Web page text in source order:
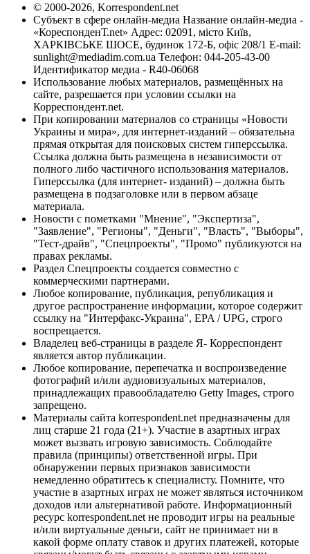
© 2000-2026, Korrespondent.net
Субъект в сфере онлайн-медиа Название онлайн-медиа -
«КореспонденТ.net» Адрес: 02091, місто Київ,
ХАРКІВСЬКЕ ШОСЕ, будинок 172-Б, офіс 208/1 E-mail:
sunlight@mediadim.com.ua Телефон: 044-205-43-00
Идентификатор медиа - R40-06068
Использование любых материалов, размещённых на
сайте, разрешается при условии ссылки на
Корреспондент.net.
При копировании материалов со страницы «Новости
Украины и мира», для интернет-изданий – обязательна
прямая открытая для поисковых систем гиперссылка.
Ссылка должна быть размещена в независимости от
полного либо частичного использования материалов.
Гиперссылка (для интернет- изданий) – должна быть
размещена в подзаголовке или в первом абзаце
материала.
Новости с пометками "Мнение", "Экспертиза",
"Заявление", "Регионы", "Деньги", "Власть", "Выборы",
"Тест-драйв", "Спецпроекты", "Промо" публикуются на
правах рекламы.
Раздел Спецпроекты создается совместно с
коммерческими партнерами.
Любое копирование, публикация, републикация и
другое распространение информации, которое содержит
ссылку на "Интерфакс-Украина", EPA / UPG, строго
воспрещается.
Владелец веб-страницы в разделе Я- Корреспондент
является автор публикации.
Любое копирование, перепечатка и воспроизведение
фотографий и/или аудиовизуальных материалов,
принадлежащих правообладателю Getty Images, строго
запрещено.
Материалы сайта korrespondent.net предназначены для
лиц старше 21 года (21+). Участие в азартных играх
может вызвать игровую зависимость. Соблюдайте
правила (принципы) ответственной игры. При
обнаружении первых признаков зависимости
немедленно обратитесь к специалисту. Помните, что
участие в азартных играх не может являться источником
доходов или альтернативой работе. Информационный
ресурс korrespondent.net не проводит игры на реальные
и/или виртуальные деньги, сайт не принимает ни в
какой форме оплату ставок и других платежей, которые